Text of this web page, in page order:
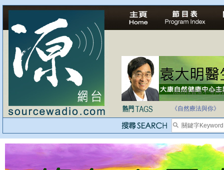
法治社會並不等同
自家教育合法化-
《自然療法與你》